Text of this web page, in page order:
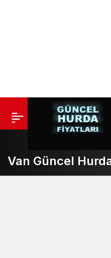
Van Güncel